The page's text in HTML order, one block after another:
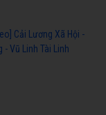
Cải Lương Xã Hội -
- Vũ Linh Tài Linh